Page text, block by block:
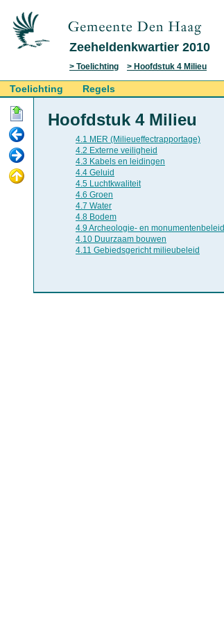
Zeeheldenkwartier 2010
Toelichting Hoofdstuk 4 Milieu
Toelichting Regels
Hoofdstuk 4 Milieu
4.1 MER (Milieueffectrapportage)
4.2 Externe veiligheid
4.3 Kabels en leidingen
4.4 Geluid
4.5 Luchtkwaliteit
4.6 Groen
4.7 Water
4.8 Bodem
4.9 Archeologie- en monumentenbeleid
4.10 Duurzaam bouwen
4.11 Gebiedsgericht milieubeleid